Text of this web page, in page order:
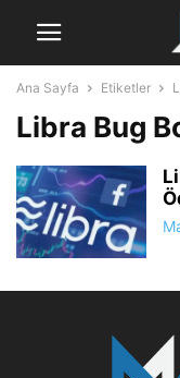
Ana Sayfa Etiketler
Libra Bug